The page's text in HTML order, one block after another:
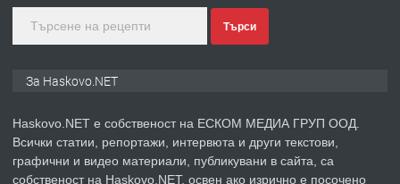
преди 2 дни
Търси
За Haskovo.NET
Haskovo.NET е собственост на ЕСКОМ МЕДИА ГРУП ООД.
Всички статии, репортажи, интервюта и други текстови,
графични и видео материали, публикувани в сайта, са
собственост на Haskovo.NET, освен ако изрично е посочено